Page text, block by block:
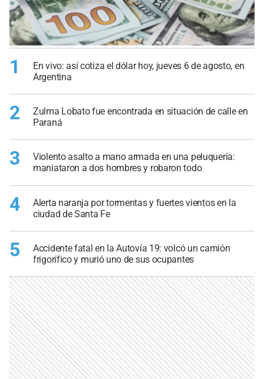
1
En vivo: así cotiza el dólar hoy, jueves 6 de agosto, en
Argentina
2
Zulma Lobato fue encontrada en situación de calle en
Paraná
3
Violento asalto a mano armada en una peluquería:
maniataron a dos hombres y robaron todo
4
Alerta naranja por tormentas y fuertes vientos en la
ciudad de Santa Fe
5
Accidente fatal en la Autovía 19: volcó un camión
frigorífico y murió uno de sus ocupantes